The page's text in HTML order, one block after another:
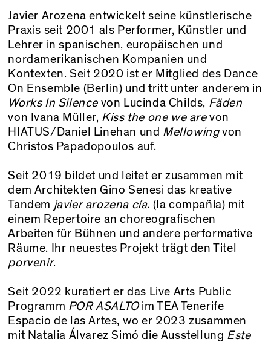
Javier Arozena entwickelt seine künstlerische
Praxis seit 2001 als Performer, Künstler und
Lehrer in spanischen, europäischen und
nordamerikanischen Kompanien und
Kontexten. Seit 2020 ist er Mitglied des Dance
On Ensemble (Berlin) und tritt unter anderem in
Works In Silence von Lucinda Childs, Fäden
von Ivana Müller, Kiss the one we arevon
HIATUS/Daniel Linehan und Mellowingvon
Christos Papadopoulos auf.
Seit 2019 bildet und leitet er zusammen mit
dem Architekten Gino Senesi das kreative
Tandem javier arozena cía. (la compañía) mit
einem Repertoire an choreografischen
Arbeiten für Bühnen und andere performative
Räume. Ihr neuestes Projekt trägt den Titel
porvenir.
Seit 2022 kuratiert er das Live Arts Public
Programm POR ASALTOim TEA Tenerife
Espacio de las Artes, wo er 2023 zusammen
mit Natalia Álvarez Simó die Ausstellung Este